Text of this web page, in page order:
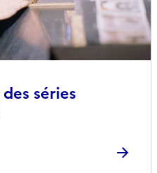
séries